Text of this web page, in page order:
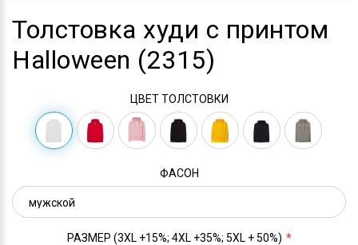
Толстовка худи с принтом
Halloween (2315)
ЦВЕТ ТОЛСТОВКИ
ФАСОН
РАЗМЕР (3XL +15%; 4XL +35%; 5XL + 50%)